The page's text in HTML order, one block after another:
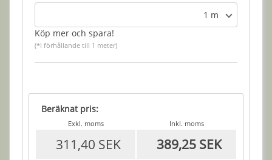
1 m
Köp mer och spara!
(*I förhållande till 1 meter)
Beräknat pris:
Exkl. moms Inkl. moms
311,40 SEK 389,25 SEK